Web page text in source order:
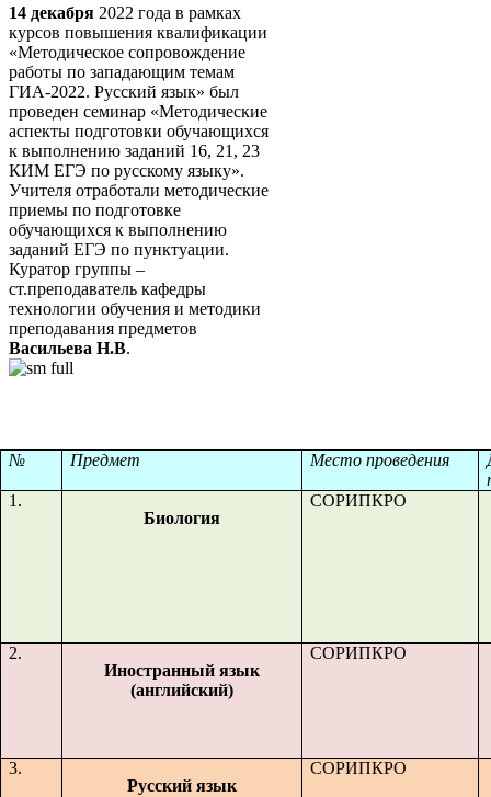
14 декабря 2022 года в рамках
курсов повышения квалификации
«Методическое сопровождение
работы по западающим темам
ГИА-2022. Русский язык» был
проведен семинар «Методические
аспекты подготовки обучающихся
к выполнению заданий 16, 21, 23
КИМ ЕГЭ по русскому языку».
Учителя отработали методические
приемы по подготовке
обучающихся к выполнению
заданий ЕГЭ по пунктуации.
Куратор группы –
ст.преподаватель кафедры
технологии обучения и методики
преподавания предметов
Васильева Н.В.
№ Предмет Место проведения
1.
Биология
СОРИПКРО
2.
Иностранный язык
(английский)
СОРИПКРО
3.
Русский язык
СОРИПКРО